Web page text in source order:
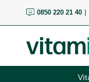
0850 220 21 40